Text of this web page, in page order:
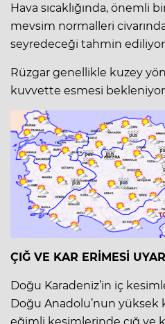
Hava sıcaklığında, önemli
mevsim normalleri
seyredeceği tahmin
Rüzgar genellikle kuzey
kuvvette esmesi
ÇIĞ VE KAR ERİMESİ
Doğu Karadeniz’in iç
Doğu Anadolu’nun yüksek